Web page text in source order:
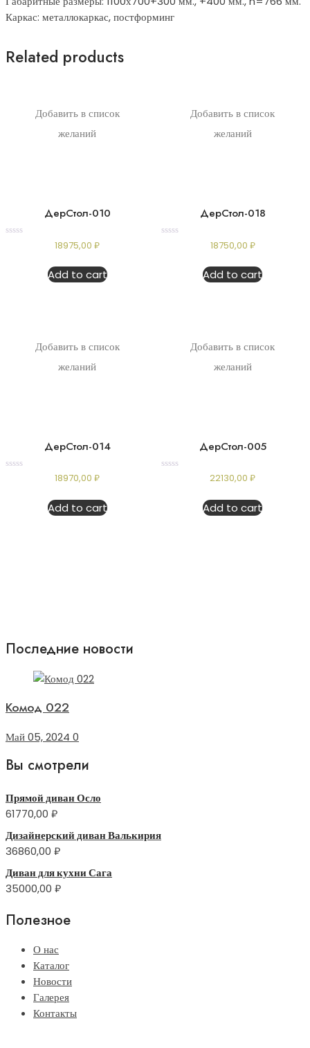
Каркас: металлокаркас, постформинг
Related products
Добавить в список
желаний
ДерСтол-010
18975,00₽
Add to cart
Добавить в список
желаний
ДерСтол-018
18750,00 ₽
Add to cart
Добавить в список
желаний
ДерСтол-014
18970,00₽
Add to cart
Добавить в список
желаний
ДерСтол-005
22130,00₽
Add to cart
Последние новости
Комод 022
Май 05, 2024 0
Вы смотрели
Прямой диван Осло
61770,00 ₽
Дизайнерский диван Валькирия
36860,00 ₽
Диван для кухни Сага
35000,00 ₽
Полезное
О нас
Каталог
Новости
Галерея
Контакты